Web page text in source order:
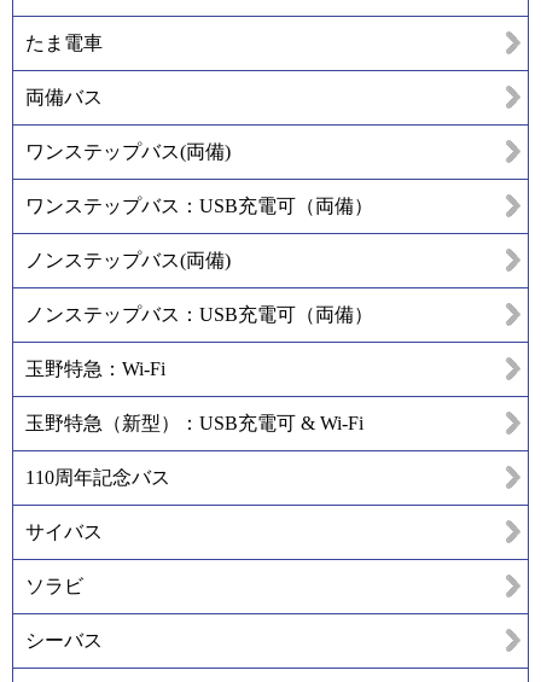
たま電車
両備バス
ワンステップバス(両備)
ワンステップバス：USB充電可（両備）
ノンステップバス(両備)
ノンステップバス：USB充電可（両備）
玉野特急：Wi-Fi
玉野特急（新型）：USB充電可 & Wi-Fi
110周年記念バス
サイバス
ソラビ
シーバス